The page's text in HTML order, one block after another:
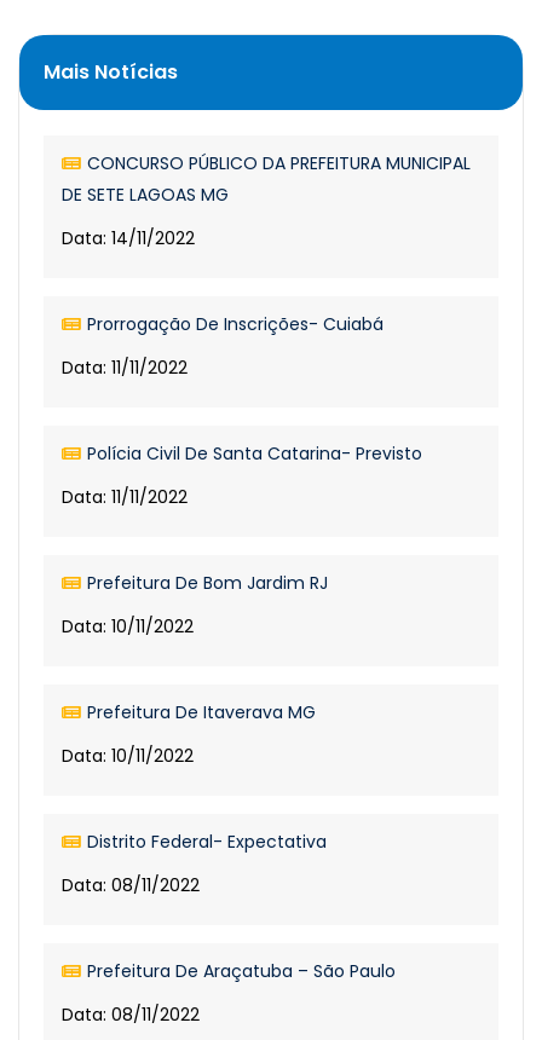
Mais Notícias
CONCURSO PÚBLICO DA PREFEITURA MUNICIPAL
DE SETE LAGOAS MG
Data: 14/11/2022
Prorrogação De Inscrições- Cuiabá
Data: 11/11/2022
Polícia Civil De Santa Catarina- Previsto
Data: 11/11/2022
Prefeitura De Bom Jardim RJ
Data: 10/11/2022
Prefeitura De Itaverava MG
Data: 10/11/2022
Distrito Federal- Expectativa
Data: 08/11/2022
Prefeitura De Araçatuba – São Paulo
Data: 08/11/2022